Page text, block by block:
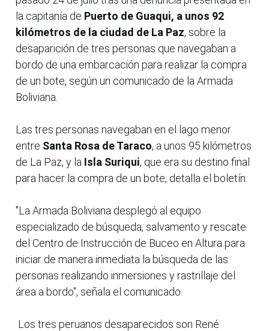
la capitanía de Puerto de Guaqui, a unos 92
kilómetros de la ciudad de La Paz, sobre la
desaparición de tres personas que navegaban a
bordo de una embarcación para realizar la compra
de un bote, según un comunicado de la Armada
Boliviana.
Las tres personas navegaban en el lago menor
entre Santa Rosa de Taraco, a unos 95 kilómetros
de La Paz, y la Isla Suriqui, que era su destino final
para hacer la compra de un bote, detalla el boletín.
"La Armada Boliviana desplegó al equipo
especializado de búsqueda, salvamento y rescate
del Centro de Instrucción de Buceo en Altura para
iniciar de manera inmediata la búsqueda de las
personas realizando inmersiones y rastrillaje del
área a bordo", señala el comunicado.
Los tres peruanos desaparecidos son René